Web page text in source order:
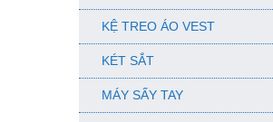
KỆ TREO ÁO VEST
KÉT SẮT
MÁY SẤY TAY